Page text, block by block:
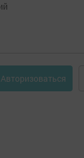
Авторизоваться